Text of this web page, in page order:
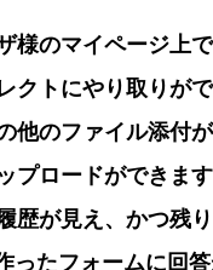
様のマイページ上
クトにやり取りが
他のファイル添付
プロードができま
歴が見え、かつ残り
ったフォームに回